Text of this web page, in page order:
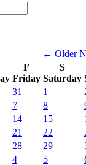
← Older
F
Friday
S
Saturday
31 1
7 8
14 15
21 22
28 29
4 5